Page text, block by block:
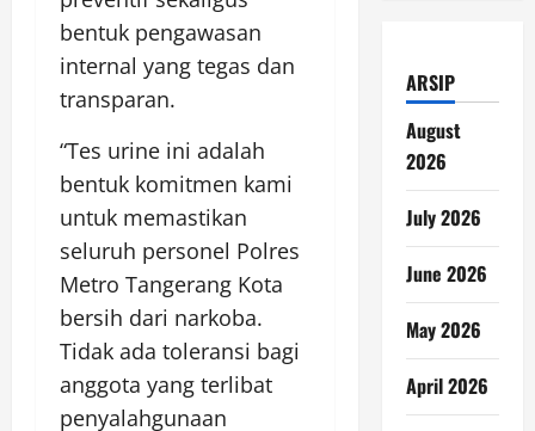
bentuk pengawasan
internal yang tegas dan
transparan.
“Tes urine ini adalah
bentuk komitmen kami
untuk memastikan
seluruh personel Polres
Metro Tangerang Kota
bersih dari narkoba.
Tidak ada toleransi bagi
anggota yang terlibat
penyalahgunaan
ARSIP
August
2026
July 2026
June 2026
May 2026
April 2026